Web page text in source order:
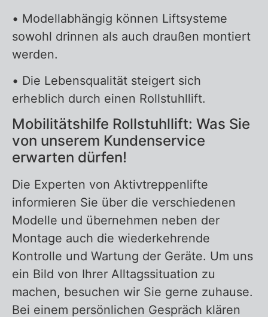
• Modellabhängig können Liftsysteme
sowohl drinnen als auch draußen montiert
werden.
• Die Lebensqualität steigert sich
erheblich durch einen Rollstuhllift.
Mobilitätshilfe Rollstuhllift: Was Sie
von unserem Kundenservice
erwarten dürfen!
Die Experten von Aktivtreppenlifte
informieren Sie über die verschiedenen
Modelle und übernehmen neben der
Montage auch die wiederkehrende
Kontrolle und Wartung der Geräte. Um uns
ein Bild von Ihrer Alltagssituation zu
machen, besuchen wir Sie gerne zuhause.
Bei einem persönlichen Gespräch klären